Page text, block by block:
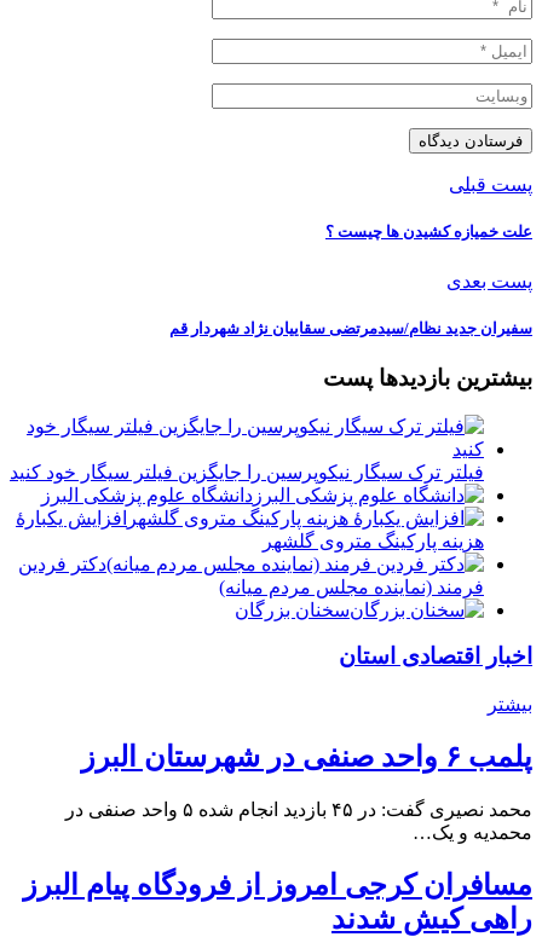
پست قبلی
علت خمیازه کشیدن ها چیست ؟
پست بعدی
سفیران جدید نظام/سیدمرتضی سقاییان نژاد شهردار قم
بیشترین بازدیدها پست
فیلتر ترک سیگار نیکوپرسین را جایگزین فیلتر سیگار خود کنید
دانشگاه علوم پزشکی البرز
افزایش یکبارۀ
هزینه پارکینگ متروی گلشهر
دكتر فردين
فرمند (نماينده مجلس مردم میانه)
سخنان بزرگان
اخبار اقتصادی استان
بیشتر
پلمب ۶ واحد صنفی در شهرستان البرز
محمد نصیری گفت: در ۴۵ بازدید انجام شده ۵ واحد صنفی در
محمدیه و یک…
مسافران کرجی امروز از فرودگاه پیام البرز
راهی کیش شدند